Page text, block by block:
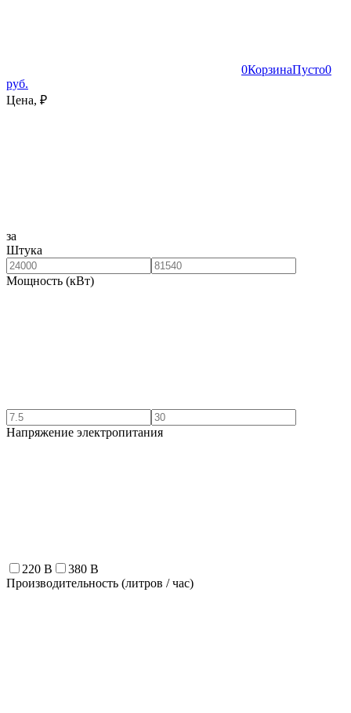
0КорзинаПусто0
руб.
Цена, ₽
за
Штука
Мощность (кВт)
Напряжение электропитания
220 В
380 В
Производительность (литров / час)